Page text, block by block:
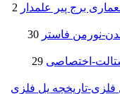
برج پیر علمدار 2
30
اختصاصی 29
فلزی-تاریخچه پل فلزی